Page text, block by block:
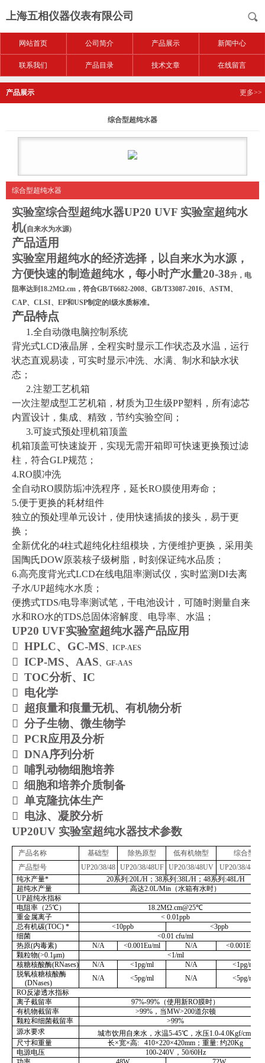
上海五相仪器仪表有限公司
网站首页 公司简介 产品展示 新闻中心
联系我们 产品目录 技术文章 在线留言
产品展示 更多>>
综合型超纯水器
综合型超纯水器
实验室综合型超纯水器UP20 UVF 实验室超纯水
机(自来水为水源)
产品适用
实验室用超纯水的经济选择，以自来水为水源，
方便快速的制造超纯水，每小时产水量20-38升，电
阻率达到18.2MΩ.cm ，符合GB/T6682-2008、GB/T33087-2016、ASTM、
CAP、CLSI、EP和USP制定的Ⅰ级水质标准。
产品特点
1.全自动微电脑控制系统
背光式LCD液晶屏，全程实时显示工作状态及水温，运行
状态直观易读，可实时显示冲洗、水满、制水和缺水状
态；
2.注塑工艺机箱
一次注塑成型工艺机箱，材质为卫生级PP塑料，所有滤芯
内置设计，集成、精致，节约实验空间；
3.可旋式预处理机箱顶盖
机箱顶盖可快速旋开，实现无需开箱即可快速更换预过滤
柱，符合GLP规范；
4.RO膜冲洗
全自动RO膜防垢冲洗程序，延长RO膜使用寿命；
5.便于更换的耗材组件
独立的预处理单元设计，使用快速插拔的接头，易于更
换；
全新优化的4柱式超纯化柱组模块，方便维护更换，采用美
国陶氏DOW原装核子级树脂，时刻保证纯水品质；
6.高亮度背光式LCD在线电阻率测试仪，实时监测DI去离
子水/UP超纯水水质；
便携式TDS/电导率测试笔，干电池设计，可随时测量自来
水和RO水的TDS总固体溶解度、电导率、水温；
UP20 UVF实验室超纯水器产品应用
 HPLC、GC-MS、ICP-AES
 ICP-MS、AAS、GF-AAS
 TOC分析、IC
 电化学
 超痕量和痕量无机、有机物分析
 分子生物、微生物学
 PCR应用及分析
 DNA序列分析
 哺乳动物细胞培养
 细胞和培养介质制备
 单克隆抗体生产
 电泳、凝胶分析
UP20UV 实验室超纯水器技术参数
产品名称 基础型 除热原型 低有机物型
综合型
产品型号
UP20/38/48 UP20/38/48UF UP20/38/48UV
UP20/38/
纯水产量* 20系列:20L/H； 38系列:38L/H； 48系列:48L/H
超纯水产量
高达2.0L/Min （水箱有水时）
UP超纯水指标
电阻率（25℃）
18.2MΩ.cm@25℃
重金属离子
< 0.01ppb
总有机碳(TOC) * <10ppb
<3ppb
细菌
<0.01 cfu/ml
热原(内毒素) N/A <0.001Eu/ml N/A
<0.001Eu/ml
颗粒物(>0.1μm)
<1/ml
核糖核酸酶(RNases) N/A <1pg/ml N/A
<1pg/ml
脱氧核糖核酸酶
(DNases)
N/A <5pg/ml N/A
<5pg/ml
RO反渗透水指标
离子截留率
97%-99% （使用新RO膜时）
有机物截留率
>99%，当MW>200道尔顿
颗粒和细菌截留率
>99%
源水要求
城市饮用自来水，水温5-45℃，水压1.0-4.0Kgf/cm
尺寸和重量 长×宽×高: 410×220×420mm ；重量: 约20Kg
电源电压
100-240V， 50/60Hz